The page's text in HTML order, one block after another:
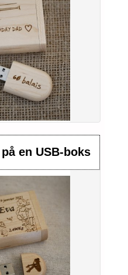
en USB-boks